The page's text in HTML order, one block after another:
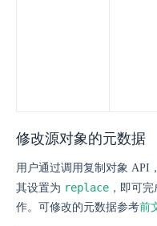
修改源对象的元数据
用户通过调用复制对象 API
其设置为 replace ，即可
作。可修改的元数据参考前